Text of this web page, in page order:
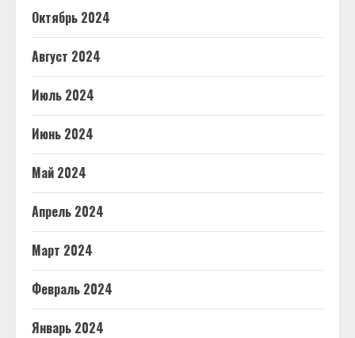
Октябрь 2024
Август 2024
Июль 2024
Июнь 2024
Май 2024
Апрель 2024
Март 2024
Февраль 2024
Январь 2024